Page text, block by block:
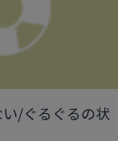
/ぐるぐるの状